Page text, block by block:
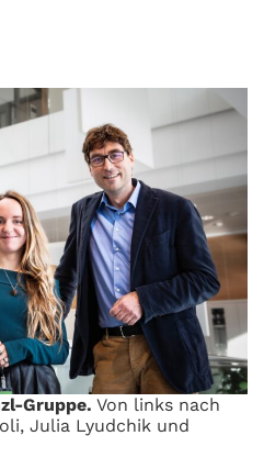
Gruppe. Von links nach
Julia Lyudchik und